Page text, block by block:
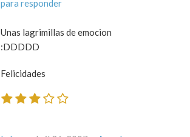
para responder
Unas lagrimillas de emocion
:DDDDD
Felicidades